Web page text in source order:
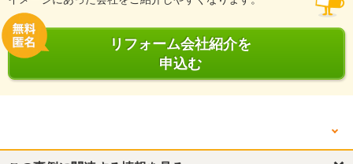
リフォーム会社紹介を
申込む
他の箇所を見る